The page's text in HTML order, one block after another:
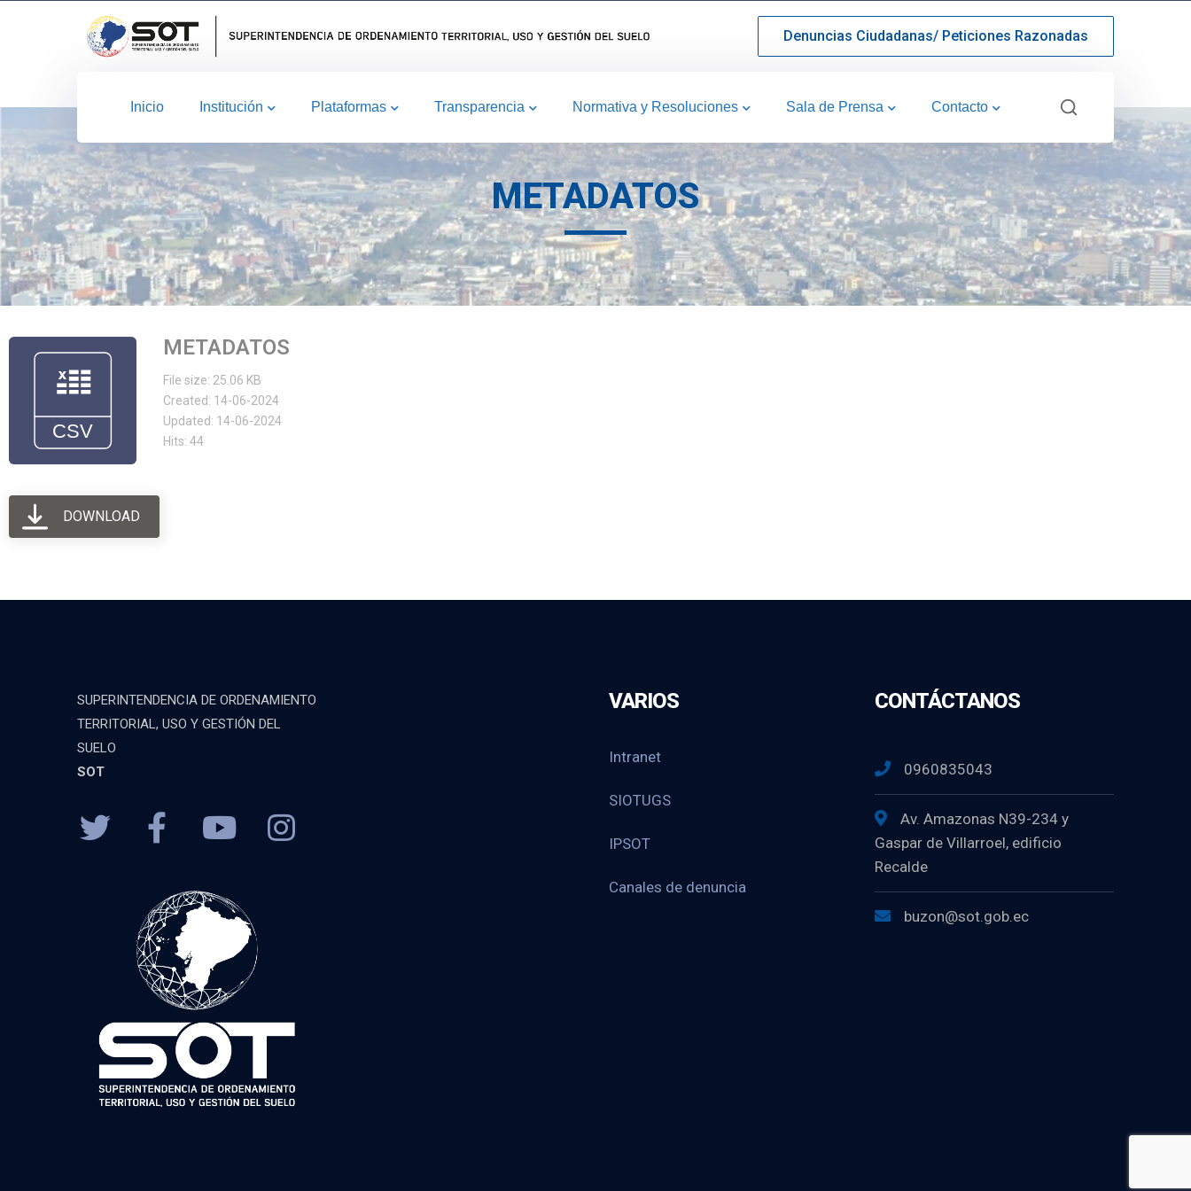
Denuncias Ciudadanas/ Peticiones Razonadas
Inicio Institución Plataformas Transparencia Normativa y Resoluciones Sala de Prensa Contacto
METADATOS
METADATOS
File size: 25.06 KB
Created: 14-06-2024
Updated: 14-06-2024
Hits: 44
DOWNLOAD
SUPERINTENDENCIA DE ORDENAMIENTO
TERRITORIAL, USO Y GESTIÓN DEL
SUELO
SOT
VARIOS
Intranet
SIOTUGS
IPSOT
Canales de denuncia
CONTÁCTANOS
0960835043
Av. Amazonas N39-234 y
Gaspar de Villarroel, edificio
Recalde
buzon@sot.gob.ec